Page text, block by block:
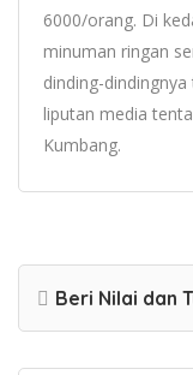
6000/orang. Di
minuman ringan
dinding-
liputan media
Kumbang.
Beri Nilai dan